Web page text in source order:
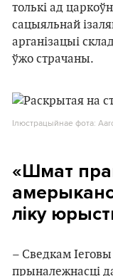
толькі ад
сацыяльнай
арганізацыі
ўжо страчаны.
Ілюстрацыйнае фота:
«Шмат
ліку
– Сведкам
прыналежнасці